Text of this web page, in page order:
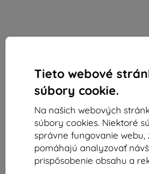
Tieto webové
súbory cookie.
Na našich webových
súbory cookies. Niektoré
správne fungovanie webu,
pomáhajú analyzovať
prispôsobenie obsahu a
3mk Matt Case Sam Galaxy
Vhodné pre: